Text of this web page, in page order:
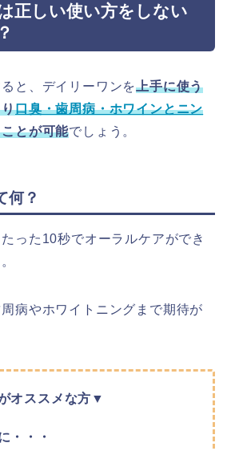
正しい使い方をしない
と、デイリーワンを上手に使う
口臭・歯周病・ホワインとニン
とが可能でしょう。
何？
った10秒でオーラルケアができ
病やホワイトニングまで期待が
オススメな方▼
・・・